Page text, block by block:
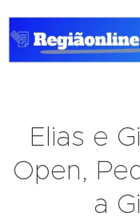
Elias e
Open,
a